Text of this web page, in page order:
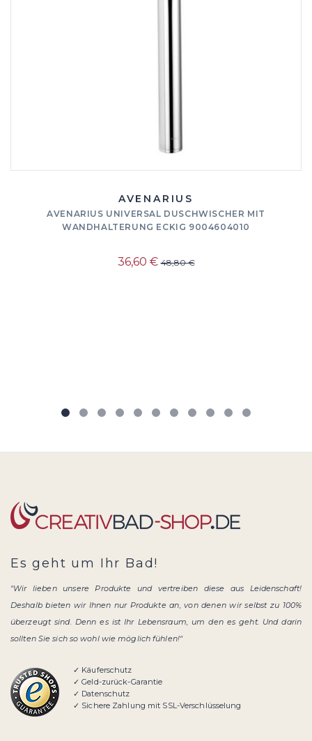
AVENARIUS
AVENARIUS UNIVERSAL DUSCHWISCHER MIT
WANDHALTERUNG ECKIG 9004604010
36,60 €48,80 €
Es geht um Ihr Bad!
"Wir lieben unsere Produkte und vertreiben diese aus Leidenschaft!
Deshalb bieten wir Ihnen nur Produkte an, von denen wir selbst zu 100%
überzeugt sind. Denn es ist Ihr Lebensraum, um den es geht. Und darin
sollten Sie sich so wohl wie möglich fühlen!"
✓ Käuferschutz
✓ Geld-zurück-Garantie
✓ Datenschutz
✓ Sichere Zahlung mit SSL-Verschlüsselung